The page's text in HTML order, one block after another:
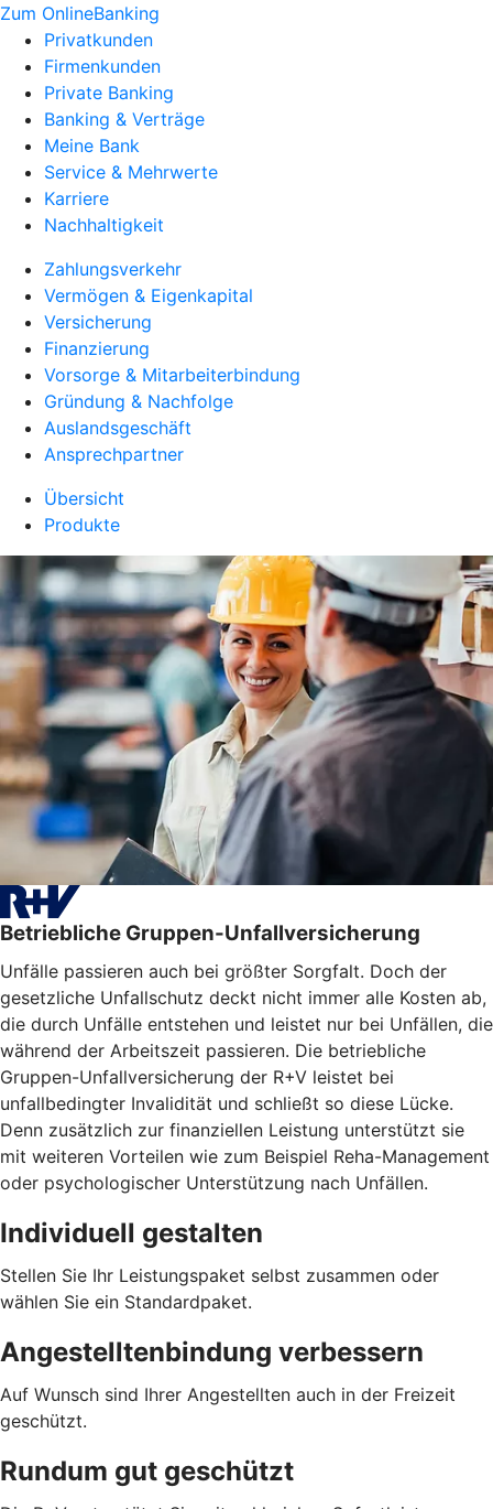
Zum OnlineBanking
Privatkunden
Firmenkunden
Private Banking
Banking & Verträge
Meine Bank
Service & Mehrwerte
Karriere
Nachhaltigkeit
Zahlungsverkehr
Vermögen & Eigenkapital
Versicherung
Finanzierung
Vorsorge & Mitarbeiterbindung
Gründung & Nachfolge
Auslandsgeschäft
Ansprechpartner
Übersicht
Produkte
Betriebliche Gruppen-Unfallversicherung
Unfälle passieren auch bei größter Sorgfalt. Doch der
gesetzliche Unfallschutz deckt nicht immer alle Kosten ab,
die durch Unfälle entstehen und leistet nur bei Unfällen, die
während der Arbeitszeit passieren. Die betriebliche
Gruppen-Unfallversicherung der R+V leistet bei
unfallbedingter Invalidität und schließt so diese Lücke.
Denn zusätzlich zur finanziellen Leistung unterstützt sie
mit weiteren Vorteilen wie zum Beispiel Reha-Management
oder psychologischer Unterstützung nach Unfällen.
Individuell gestalten
Stellen Sie Ihr Leistungspaket selbst zusammen oder
wählen Sie ein Standardpaket.
Angestelltenbindung verbessern
Auf Wunsch sind Ihrer Angestellten auch in der Freizeit
geschützt.
Rundum gut geschützt